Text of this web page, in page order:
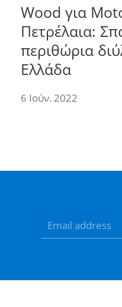
Wood για
Πετρέλαια:
περιθώρια
Ελλάδα
6 Ιούν. 2022